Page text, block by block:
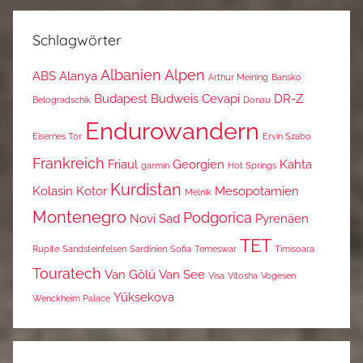
Schlagwörter
ABS Alanya Albanien Alpen Arthur Meining Bansko
Belogradschik Budapest Budweis Cevapi Donau DR-Z
Eisernes Tor Endurowandern Ervin Szabo
Frankreich Friaul garmin Georgien Hot Springs Kahta
Kolasin Kotor Kurdistan Melnik Mesopotamien
Montenegro Novi Sad Podgorica Pyrenäen
Rupite Sandsteinfelsen Sardinien Sofia Temeswar TET Timisoara
Touratech Van Gölü Van See Visa Vitosha Vogesen
Wenckheim Palace Yüksekova